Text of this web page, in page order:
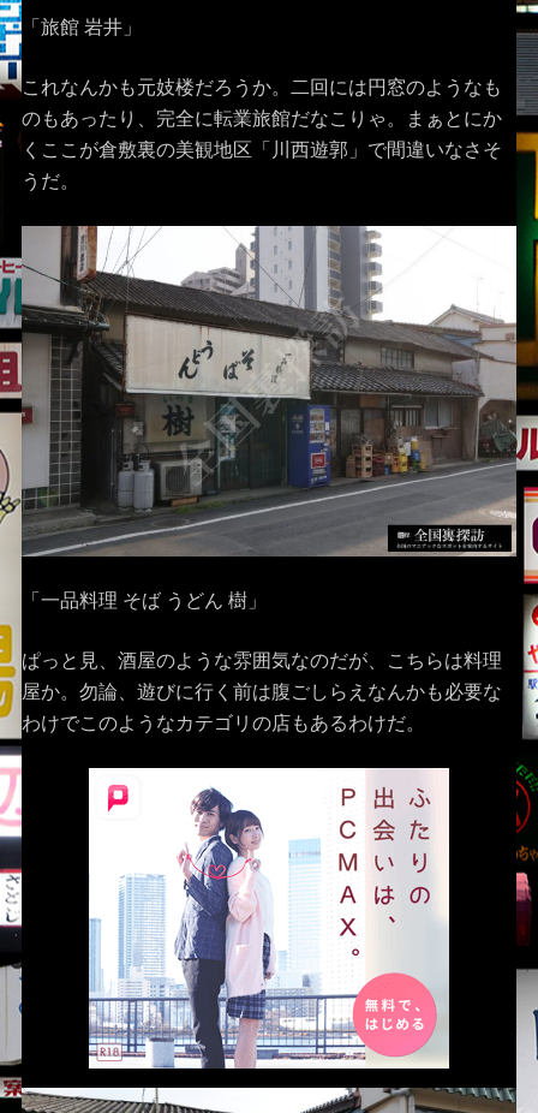
「旅館 岩井」
これなんかも元妓楼だろうか。二回には円窓のようなも
のもあったり、完全に転業旅館だなこりゃ。まぁとにか
くここが倉敷裏の美観地区「川西遊郭」で間違いなさそ
うだ。
「一品料理 そば うどん 樹」
ぱっと見、酒屋のような雰囲気なのだが、こちらは料理
屋か。勿論、遊びに行く前は腹ごしらえなんかも必要な
わけでこのようなカテゴリの店もあるわけだ。